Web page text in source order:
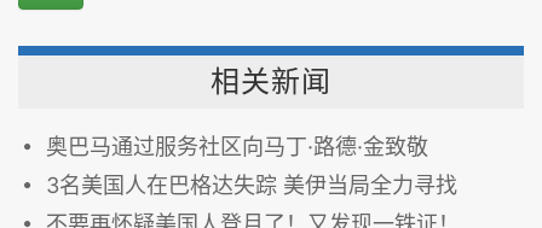
相关新闻
奥巴马通过服务社区向马丁·路德·金致敬
3名美国人在巴格达失踪 美伊当局全力寻找